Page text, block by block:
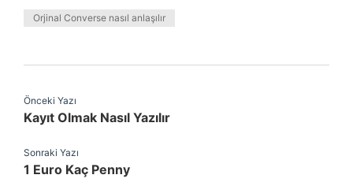
Orjinal Converse nasıl anlaşılır
Önceki Yazı
Kayıt Olmak Nasıl Yazılır
Sonraki Yazı
1 Euro Kaç Penny